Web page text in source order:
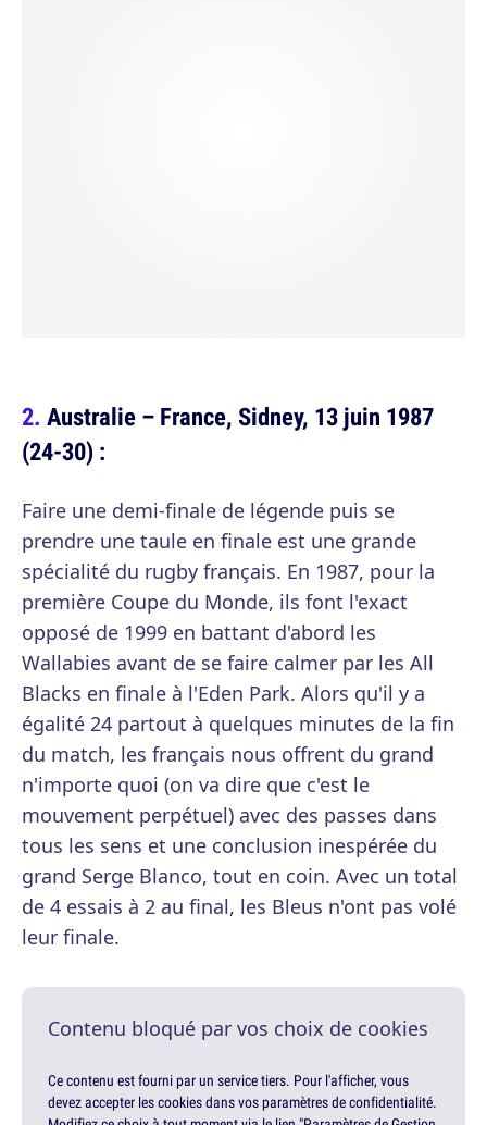
Australie – France, Sidney, 13 juin 1987
(24-30) :
Faire une demi-finale de légende puis se
prendre une taule en finale est une grande
spécialité du rugby français. En 1987, pour la
première Coupe du Monde, ils font l'exact
opposé de 1999 en battant d'abord les
Wallabies avant de se faire calmer par les All
Blacks en finale à l'Eden Park. Alors qu'il y a
égalité 24 partout à quelques minutes de la fin
du match, les français nous offrent du grand
n'importe quoi (on va dire que c'est le
mouvement perpétuel) avec des passes dans
tous les sens et une conclusion inespérée du
grand Serge Blanco, tout en coin. Avec un total
de 4 essais à 2 au final, les Bleus n'ont pas volé
leur finale.
Contenu bloqué par vos choix de cookies
Ce contenu est fourni par un service tiers. Pour l'afficher, vous
devez accepter les cookies dans vos paramètres de confidentialité.